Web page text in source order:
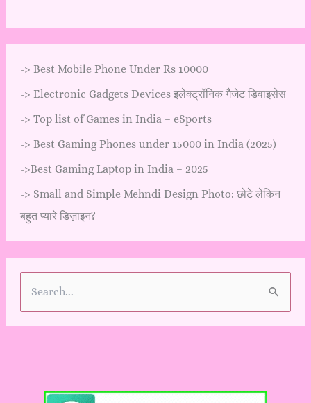
-> Best Mobile Phone Under Rs 10000
-> Electronic Gadgets Devices इलेक्ट्रॉनिक गैजेट डिवाइसेस
-> Top list of Games in India – eSports
-> Best Gaming Phones under 15000 in India (2025)
->Best Gaming Laptop in India – 2025
-> Small and Simple Mehndi Design Photo: छोटे लेकिन
बहुत प्यारे डिज़ाइन?